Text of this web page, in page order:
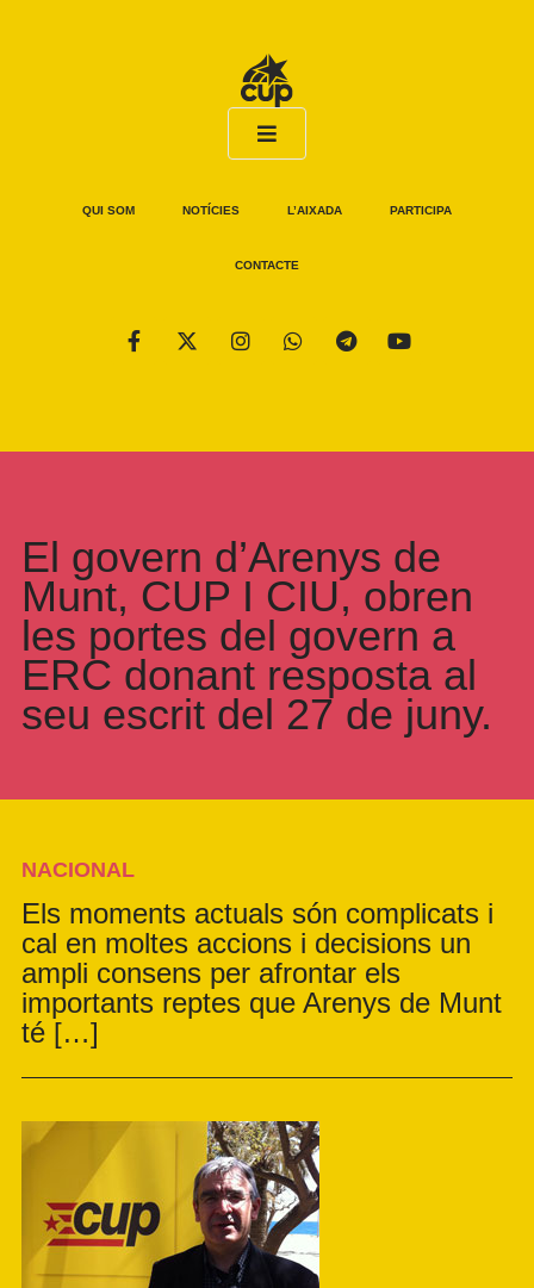
QUI SOM NOTÍCIES L’AIXADA PARTICIPA
CONTACTE
El govern d’Arenys de
Munt, CUP I CIU, obren
les portes del govern a
ERC donant resposta al
seu escrit del 27 de juny.
NACIONAL
Els moments actuals són complicats i
cal en moltes accions i decisions un
ampli consens per afrontar els
importants reptes que Arenys de Munt
té […]